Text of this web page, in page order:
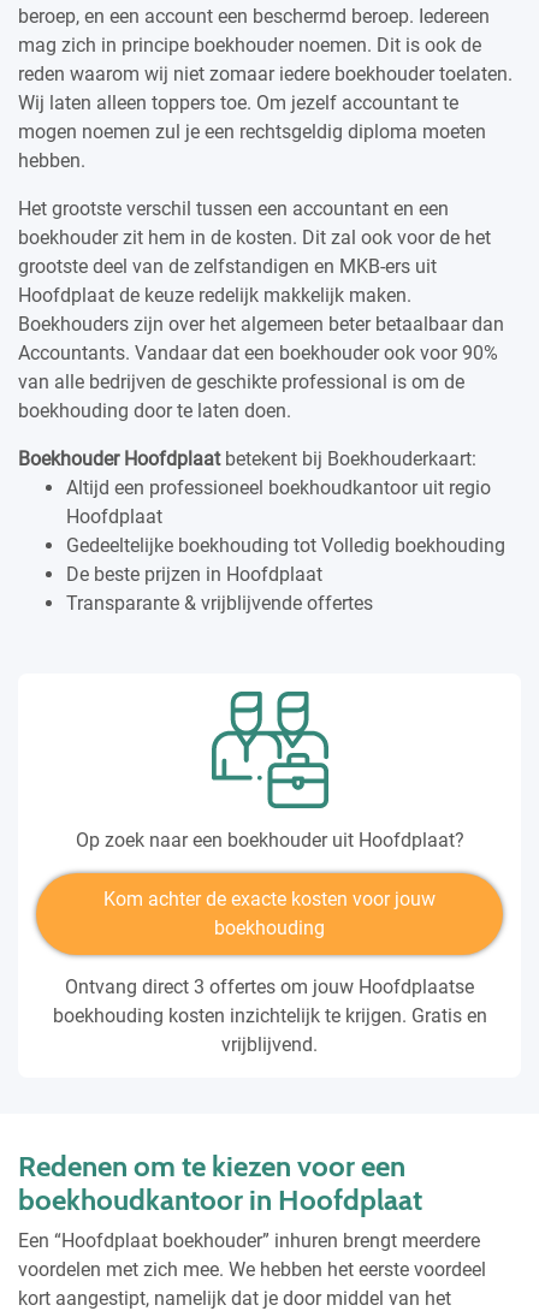
beroep, en een account een beschermd beroep. Iedereen
mag zich in principe boekhouder noemen. Dit is ook de
reden waarom wij niet zomaar iedere boekhouder toelaten.
Wij laten alleen toppers toe. Om jezelf accountant te
mogen noemen zul je een rechtsgeldig diploma moeten
hebben.
Het grootste verschil tussen een accountant en een
boekhouder zit hem in de kosten. Dit zal ook voor de het
grootste deel van de zelfstandigen en MKB-ers uit
Hoofdplaat de keuze redelijk makkelijk maken.
Boekhouders zijn over het algemeen beter betaalbaar dan
Accountants. Vandaar dat een boekhouder ook voor 90%
van alle bedrijven de geschikte professional is om de
boekhouding door te laten doen.
Boekhouder Hoofdplaatbetekent bij Boekhouderkaart:
Altijd een professioneel boekhoudkantoor uit regio
Hoofdplaat
Gedeeltelijke boekhouding tot Volledig boekhouding
De beste prijzen in Hoofdplaat
Transparante & vrijblijvende offertes
Op zoek naar een boekhouder uit Hoofdplaat?
Kom achter de exacte kosten voor jouw
boekhouding
Ontvang direct 3 offertes om jouw Hoofdplaatse
boekhouding kosten inzichtelijk te krijgen. Gratis en
vrijblijvend.
Redenen om te kiezen voor een
boekhoudkantoor in Hoofdplaat
Een “Hoofdplaat boekhouder” inhuren brengt meerdere
voordelen met zich mee. We hebben het eerste voordeel
kort aangestipt, namelijk dat je door middel van het